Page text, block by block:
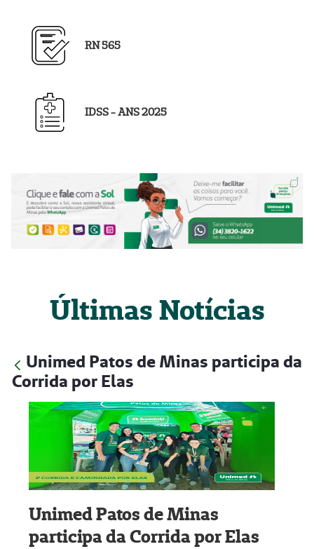
RN 565
IDSS - ANS 2025
Últimas Notícias
Unimed Patos de Minas participa da
Corrida por Elas
Unimed Patos de Minas
participa da Corrida por Elas